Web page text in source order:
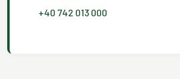
+40 742 013 000